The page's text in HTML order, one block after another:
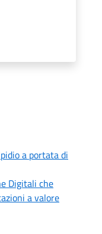
a portata di
Digitali che
a valore